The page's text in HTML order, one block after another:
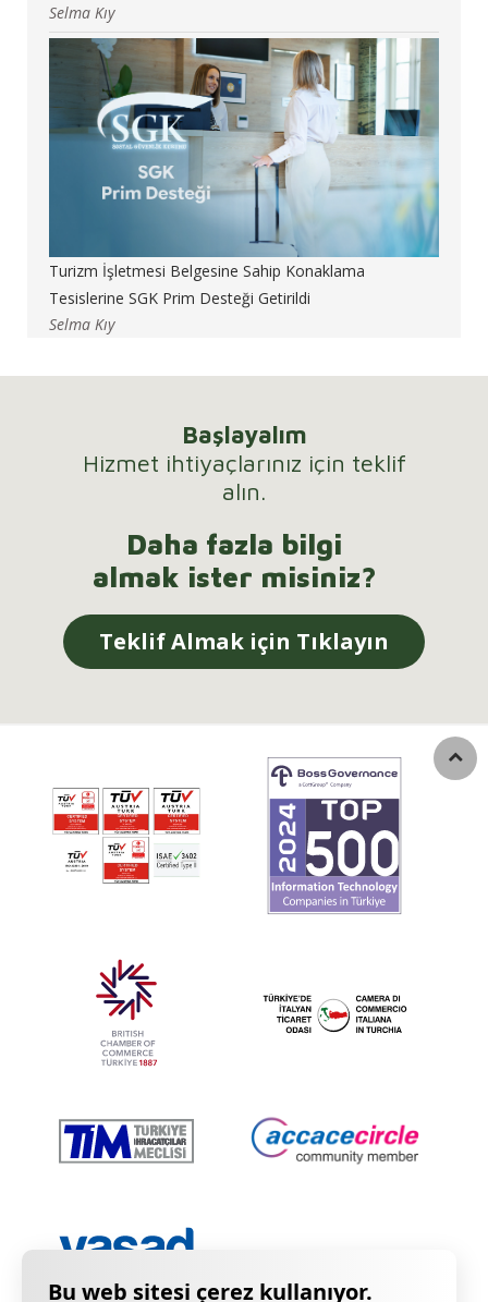
Selma Kıy
Turizm İşletmesi Belgesine Sahip Konaklama
Tesislerine SGK Prim Desteği Getirildi
Selma Kıy
Başlayalım
Hizmet ihtiyaçlarınız için teklif
alın.
Daha fazla bilgi
almak ister misiniz?
Teklif Almak için Tıklayın